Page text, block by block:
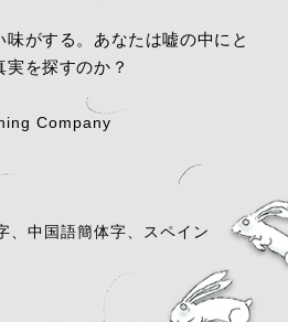
がする。あなたは嘘の中にと
を探すのか？
Company
、中国語簡体字、スペイン